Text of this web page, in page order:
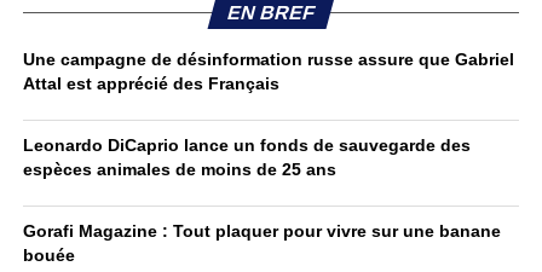
EN BREF
Une campagne de désinformation russe assure que Gabriel
Attal est apprécié des Français
Leonardo DiCaprio lance un fonds de sauvegarde des
espèces animales de moins de 25 ans
Gorafi Magazine : Tout plaquer pour vivre sur une banane
bouée